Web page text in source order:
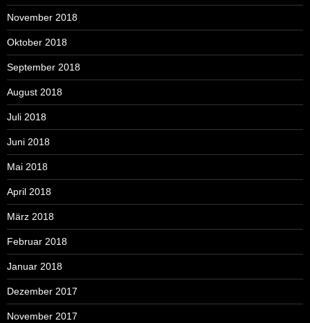
November 2018
Oktober 2018
September 2018
August 2018
Juli 2018
Juni 2018
Mai 2018
April 2018
März 2018
Februar 2018
Januar 2018
Dezember 2017
November 2017